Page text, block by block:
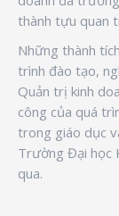
thành tựu quan
Những thành
trình đào tạo,
Quản trị kinh
công của quá
trong giáo dục
Trường Đại học
qua.